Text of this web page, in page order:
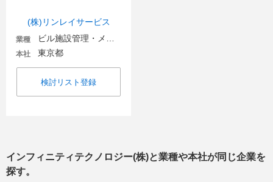
(株)リンレイサービス
業種
本社 東京都
検討リスト登録
インフィニティテクノロジー(株)と業種や本社が同じ企業を
探す。